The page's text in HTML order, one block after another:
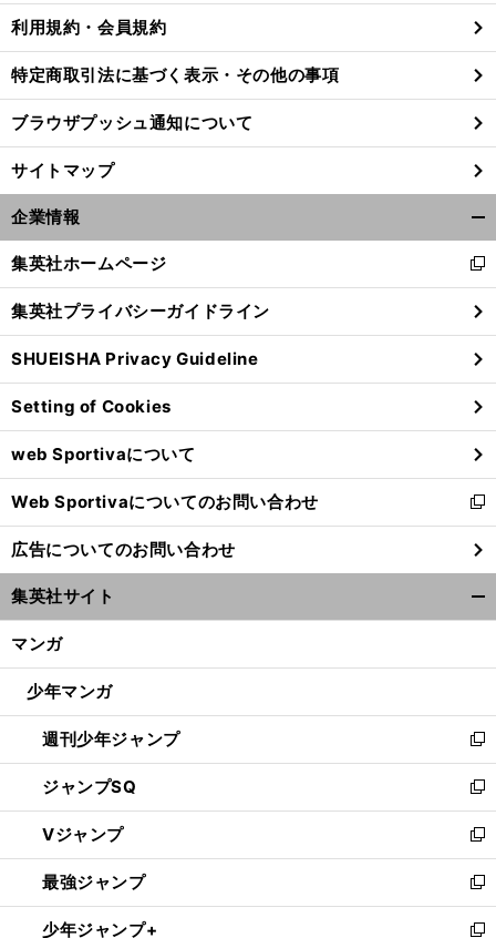
利用規約・会員規約
特定商取引法に基づく表示・その他の事項
ブラウザプッシュ通知について
サイトマップ
企業情報
閉
る
集英社ホームページ
新
し
い
ウ
ィ
ン
ド
ウ
で
開
く
集英社プライバシーガイドライン
SHUEISHA Privacy Guideline
Setting of Cookies
web Sportivaについて
Web Sportivaについてのお問い合わせ
新
し
い
ウ
ィ
ン
ウ
開
く
広告についてのお問い合わせ
集英社サイト
マンガ
少年マンガ
週刊少年ジャンプ
新
し
い
ウ
ィ
ン
ド
ウ
で
ジャンプSQ
新
し
い
ウ
ィ
ン
ド
Vジャンプ
新
し
い
ウ
ィ
最強ジャンプ
新
し
い
少年ジャンプ+
新